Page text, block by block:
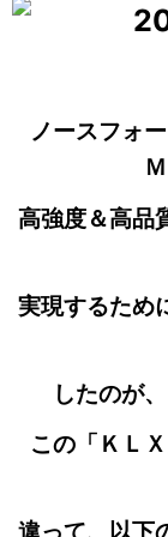
ノースフォ
高強度＆高品
実現するため
したのが
この「ＫＬ